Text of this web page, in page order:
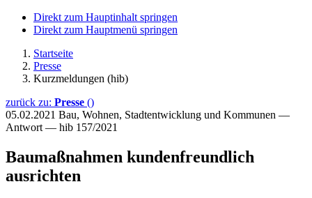
Direkt zum Hauptinhalt springen
Direkt zum Hauptmenü springen
Startseite
Presse
Kurzmeldungen (hib)
zurück zu: Presse ()
05.02.2021 Bau, Wohnen, Stadtentwicklung und Kommunen —
Antwort — hib 157/2021
Baumaßnahmen kundenfreundlich
ausrichten